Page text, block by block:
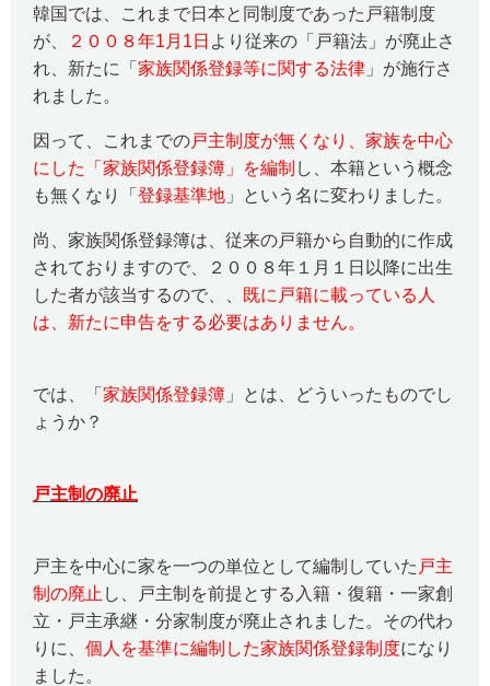
韓国では、これまで日本と同制度であった戸籍制度
が、
２００８年1 月 1 日 より従来の「戸籍法」が廃止さ
れ、新たに「 家族関係登録等に関する法律 」が施行さ
れました。
因って、これまでの戸主制度が無くなり、家族を中心
にした「家族関係登録簿」を編制 し、本籍という概念
も無くなり「 登録基準地 」という名に変わりました。
尚、家族関係登録簿は、従来の戸籍から自動的に作成
されておりますので、２００８年１月１日以降に出生
した者が該当するので、、
既に戸籍に載っている人
は、新たに申告をする必要はありません。
では、「 家族関係登録簿 」とは、どういったものでし
ょうか？
戸主制の廃止
戸主を中心に家を一つの単位として編制していた 戸主
制の廃止 し、戸主制を前提とする入籍・復籍・一家創
立・戸主承継・分家制度が廃止されました。その代わ
りに、 個人を基準に編制した家族関係登録制度になり
ました。